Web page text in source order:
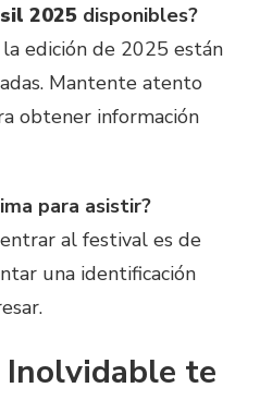
2025 disponibles?
edición de 2025 están
Mantente atento
obtener información
para asistir?
al festival es de
una identificación
te